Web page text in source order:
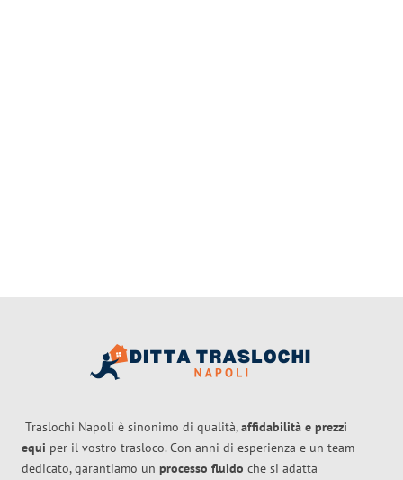
Traslochi Napoli è sinonimo di qualità,affidabilità e prezzi
equi per il vostro trasloco. Con anni di esperienza e un team
dedicato, garantiamo un processo fluido che si adatta